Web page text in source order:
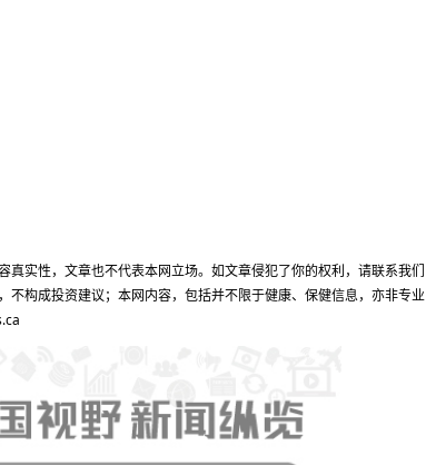
实性，文章也不代表本网立场。如文章侵犯了你的权利，请联系我们
构成投资建议；本网内容，包括并不限于健康、保健信息，亦非专业